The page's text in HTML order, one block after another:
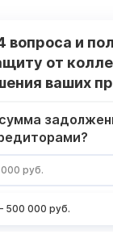
вопроса и
от
ваших
руб.
500 000 руб.